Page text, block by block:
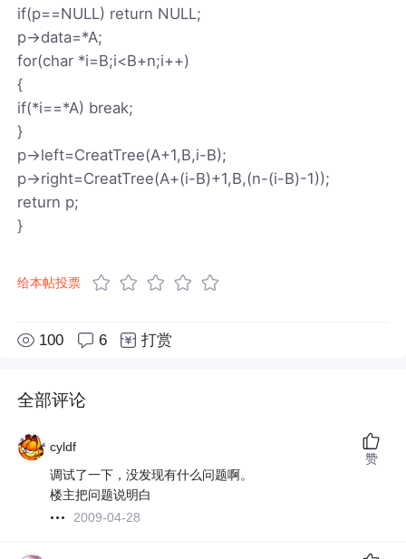
if(p==NULL) return NULL;
p->data=*A;
for(char *i=B;i<B+n;i++)
{
if(*i==*A) break;
}
p->left=CreatTree(A+1,B,i-B);
p->right=CreatTree(A+(i-B)+1,B,(n-(i-B)-1));
return p;
}
给本帖投票
100 6 打赏
全部评论
cyldf
调试了一下，没发现有什么问题啊。
楼主把问题说明白
2009-04-28
赞